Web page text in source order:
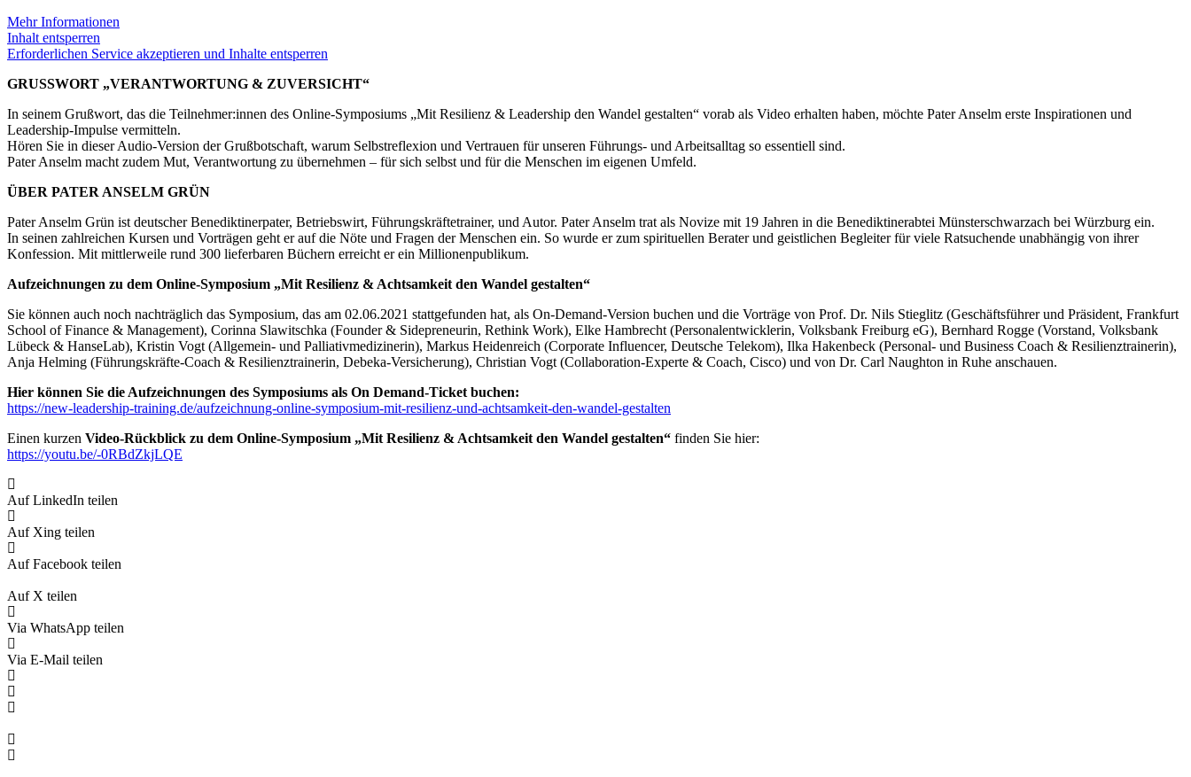
Mehr Informationen
Inhalt entsperren
Erforderlichen Service akzeptieren und Inhalte entsperren
GRUSSWORT „VERANTWORTUNG & ZUVERSICHT“
In seinem Grußwort, das die Teilnehmer:innen des Online-Symposiums „Mit Resilienz & Leadership den Wandel gestalten“ vorab als Video erhalten haben, möchte Pater Anselm erste Inspirationen und
Leadership-Impulse vermitteln.
Hören Sie in dieser Audio-Version der Grußbotschaft, warum Selbstreflexion und Vertrauen für unseren Führungs- und Arbeitsalltag so essentiell sind.
Pater Anselm macht zudem Mut, Verantwortung zu übernehmen – für sich selbst und für die Menschen im eigenen Umfeld.
ÜBER PATER ANSELM GRÜN
Pater Anselm Grün ist deutscher Benediktinerpater, Betriebswirt, Führungskräftetrainer, und Autor. Pater Anselm trat als Novize mit 19 Jahren in die Benediktinerabtei Münsterschwarzach bei Würzburg ein.
In seinen zahlreichen Kursen und Vorträgen geht er auf die Nöte und Fragen der Menschen ein. So wurde er zum spirituellen Berater und geistlichen Begleiter für viele Ratsuchende unabhängig von ihrer
Konfession. Mit mittlerweile rund 300 lieferbaren Büchern erreicht er ein Millionenpublikum.
Aufzeichnungen zu dem Online-Symposium „Mit Resilienz & Achtsamkeit den Wandel gestalten“
Sie können auch noch nachträglich das Symposium, das am 02.06.2021 stattgefunden hat, als On-Demand-Version buchen und die Vorträge von Prof. Dr. Nils Stieglitz (Geschäftsführer und Präsident, Frankfurt
School of Finance & Management), Corinna Slawitschka (Founder & Sidepreneurin, Rethink Work), Elke Hambrecht (Personalentwicklerin, Volksbank Freiburg eG), Bernhard Rogge (Vorstand, Volksbank
Lübeck & HanseLab), Kristin Vogt (Allgemein- und Palliativmedizinerin), Markus Heidenreich (Corporate Influencer, Deutsche Telekom), Ilka Hakenbeck (Personal- und Business Coach & Resilienztrainerin),
Anja Helming (Führungskräfte-Coach & Resilienztrainerin, Debeka-Versicherung), Christian Vogt (Collaboration-Experte & Coach, Cisco) und von Dr. Carl Naughton in Ruhe anschauen.
Hier können Sie die Aufzeichnungen des Symposiums als On Demand-Ticket buchen:
https://new-leadership-training.de/aufzeichnung-online-symposium-mit-resilienz-und-achtsamkeit-den-wandel-gestalten
Einen kurzen Video-Rückblick zu dem Online-Symposium „Mit Resilienz & Achtsamkeit den Wandel gestalten“ finden Sie hier:
https://youtu.be/-0RBdZkjLQE
Auf LinkedIn teilen
Auf Xing teilen
Auf Facebook teilen
Auf X teilen
Via WhatsApp teilen
Via E-Mail teilen